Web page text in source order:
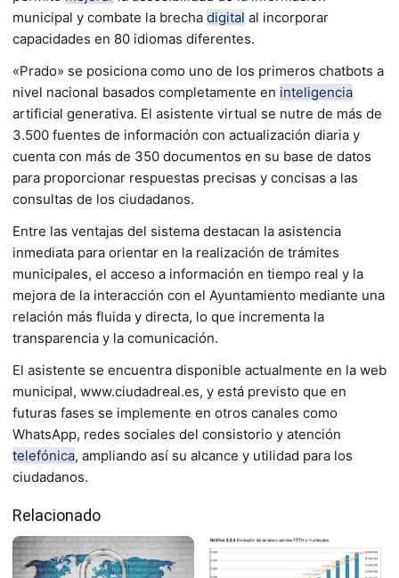
municipal y combate la brecha digital al incorporar
capacidades en 80 idiomas diferentes.
«Prado» se posiciona como uno de los primeros chatbots a
nivel nacional basados completamente en inteligencia
artificial generativa. El asistente virtual se nutre de más de
3.500 fuentes de información con actualización diaria y
cuenta con más de 350 documentos en su base de datos
para proporcionar respuestas precisas y concisas a las
consultas de los ciudadanos.
Entre las ventajas del sistema destacan la asistencia
inmediata para orientar en la realización de trámites
municipales, el acceso a información en tiempo real y la
mejora de la interacción con el Ayuntamiento mediante una
relación más fluida y directa, lo que incrementa la
transparencia y la comunicación.
El asistente se encuentra disponible actualmente en la web
municipal, www.ciudadreal.es, y está previsto que en
futuras fases se implemente en otros canales como
WhatsApp, redes sociales del consistorio y atención
telefónica, ampliando así su alcance y utilidad para los
ciudadanos.
Relacionado